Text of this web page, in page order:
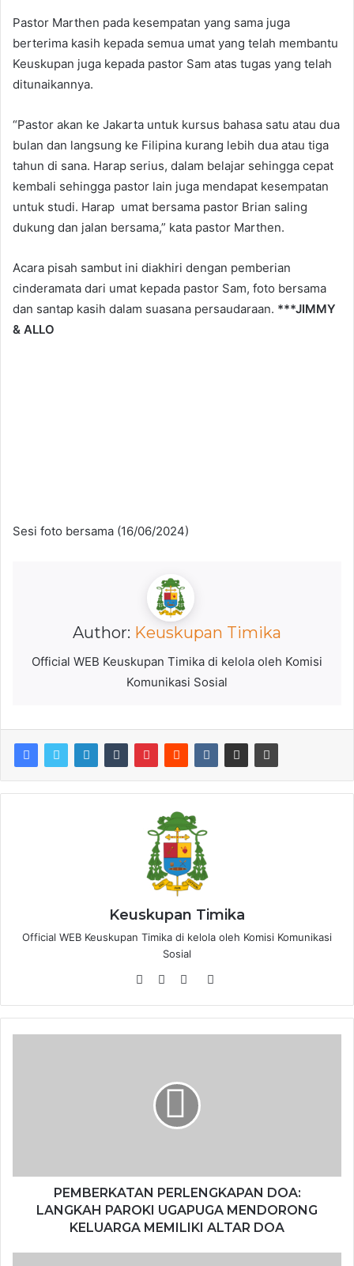
Pastor Marthen pada kesempatan yang sama juga
berterima kasih kepada semua umat yang telah membantu
Keuskupan juga kepada pastor Sam atas tugas yang telah
ditunaikannya.
“Pastor akan ke Jakarta untuk kursus bahasa satu atau dua
bulan dan langsung ke Filipina kurang lebih dua atau tiga
tahun di sana. Harap serius, dalam belajar sehingga cepat
kembali sehingga pastor lain juga mendapat kesempatan
untuk studi. Harap umat bersama pastor Brian saling
dukung dan jalan bersama,” kata pastor Marthen.
Acara pisah sambut ini diakhiri dengan pemberian
cinderamata dari umat kepada pastor Sam, foto bersama
dan santap kasih dalam suasana persaudaraan. ***JIMMY
& ALLO
Sesi foto bersama (16/06/2024)
Author: Keuskupan Timika
Official WEB Keuskupan Timika di kelola oleh Komisi
Komunikasi Sosial
Keuskupan Timika
Official WEB Keuskupan Timika di kelola oleh Komisi Komunikasi
Sosial
W
b
s
e
F
c
e
o
k
u
T
e
k
T
PEMBERKATAN PERLENGKAPAN DOA:
LANGKAH PAROKI UGAPUGA MENDORONG
KELUARGA MEMILIKI ALTAR DOA